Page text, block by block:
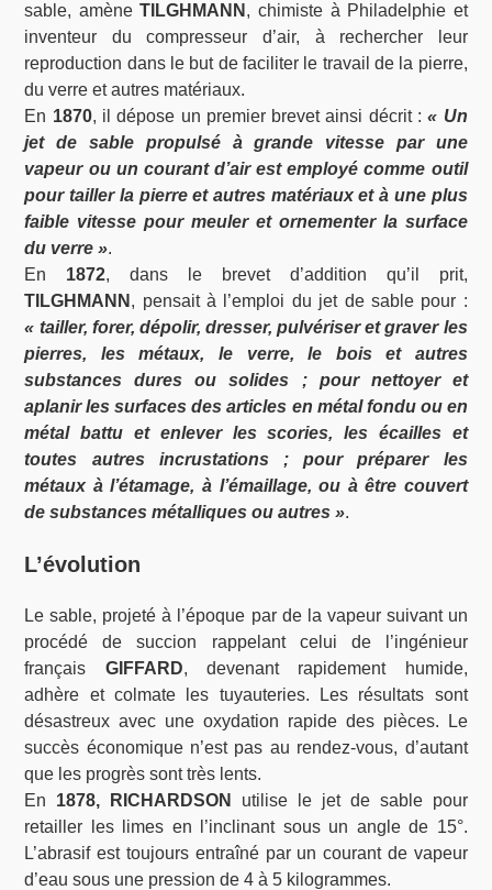
sable, amèneTILGHMANN , chimiste à Philadelphie et
inventeur du compresseur d’air, à rechercher leur
reproduction dans le but de faciliter le travail de la pierre,
du verre et autres matériaux.
En 1870, il dépose un premier brevet ainsi décrit :« Un
jet de sable propulsé à grande vitesse par une
vapeur ou un courant d’air est employé comme outil
pour tailler la pierre et autres matériaux et à une plus
faible vitesse pour meuler et ornementer la surface
du verre ».
En 1872, dans le brevet d’addition qu’il prit,
TILGHMANN , pensait à l’emploi du jet de sable pour :
« tailler, forer, dépolir, dresser, pulvériser et graver les
pierres, les métaux, le verre, le bois et autres
substances dures ou solides ; pour nettoyer et
aplanir les surfaces des articles en métal fondu ou en
métal battu et enlever les scories, les écailles et
toutes autres incrustations ; pour préparer les
métaux à l’étamage, à l’émaillage, ou à être couvert
de substances métalliques ou autres ».
L’évolution
Le sable, projeté à l’époque par de la vapeur suivant un
procédé de succion rappelant celui de l’ingénieur
français GIFFARD, devenant rapidement humide,
adhère et colmate les tuyauteries. Les résultats sont
désastreux avec une oxydation rapide des pièces. Le
succès économique n’est pas au rendez-vous, d’autant
que les progrès sont très lents.
En 1878, RICHARDSON
utilise le jet de sable pour
retailler les limes en l’inclinant sous un angle de 15°.
L’abrasif est toujours entraîné par un courant de vapeur
d’eau sous une pression de 4 à 5 kilogrammes.